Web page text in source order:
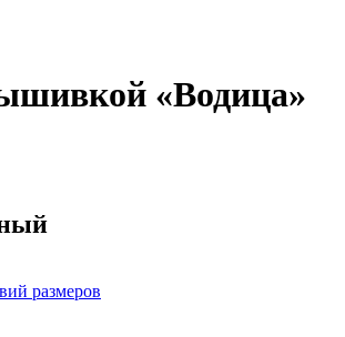
«Водица»
размеров